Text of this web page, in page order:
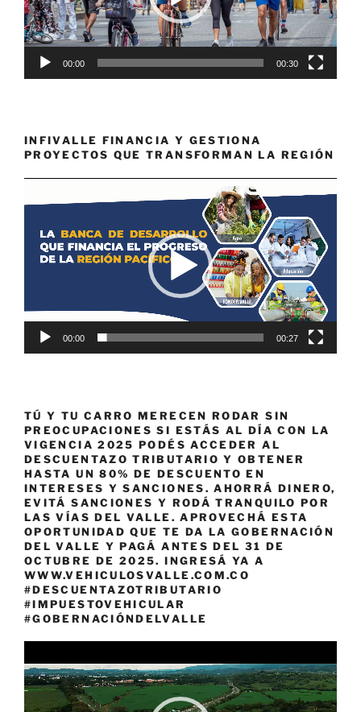
00:00 00:30
INFIVALLE FINANCIA Y GESTIONA
PROYECTOS QUE TRANSFORMAN LA REGIÓN
de
00:00 00:27
TÚ Y TU CARRO MERECEN RODAR SIN
PREOCUPACIONES SI ESTÁS AL DÍA CON LA
VIGENCIA 2025 PODÉS ACCEDER AL
DESCUENTAZO TRIBUTARIO Y OBTENER
HASTA UN 80% DE DESCUENTO EN
INTERESES Y SANCIONES. AHORRÁ DINERO,
EVITÁ SANCIONES Y RODÁ TRANQUILO POR
LAS VÍAS DEL VALLE. APROVECHÁ ESTA
OPORTUNIDAD QUE TE DA LA GOBERNACIÓN
DEL VALLE Y PAGÁ ANTES DEL 31 DE
OCTUBRE DE 2025. INGRESÁ YA A
WWW.VEHICULOSVALLE.COM.CO
#DESCUENTAZOTRIBUTARIO
#IMPUESTOVEHICULAR
#GOBERNACIÓNDELVALLE
de
vídeo